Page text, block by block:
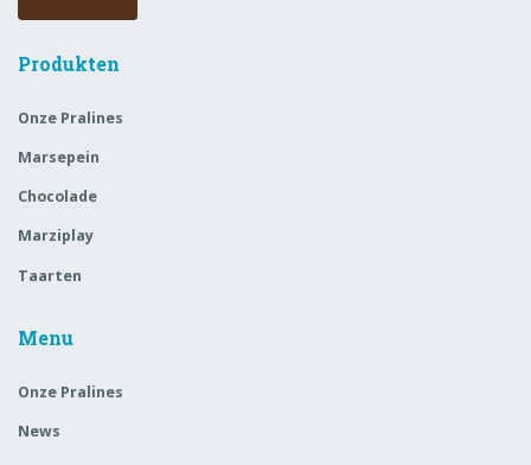
Produkten
Onze Pralines
Marsepein
Chocolade
Marziplay
Taarten
Menu
Onze Pralines
News